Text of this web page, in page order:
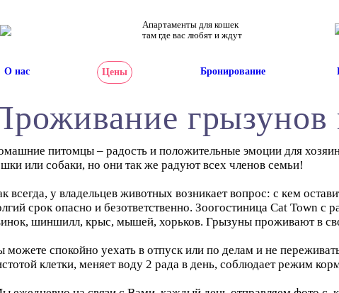
Апартаменты для кошек
там где вас любят и ждут
О нас Цены Бронирование
грызунов
питомцы – радость и положительные эмоции для
или собаки, но они так же радуют всех членов семьи!
всегда, у владельцев животных возникает вопрос: с кем
срок опасно и безответственно. Зоогостиница Cat Town
шиншилл, крыс, мышей, хорьков. Грызуны проживают в
можете спокойно уехать в отпуск или по делам и не
клетки, меняет воду 2 рада в день, соблюдает режим